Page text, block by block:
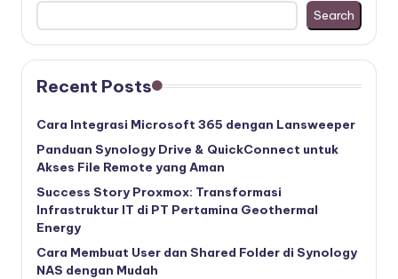
Search
Recent Posts
Cara Integrasi Microsoft 365 dengan Lansweeper
Panduan Synology Drive & QuickConnect untuk
Akses File Remote yang Aman
Success Story Proxmox: Transformasi
Infrastruktur IT di PT Pertamina Geothermal
Energy
Cara Membuat User dan Shared Folder di Synology
NAS dengan Mudah